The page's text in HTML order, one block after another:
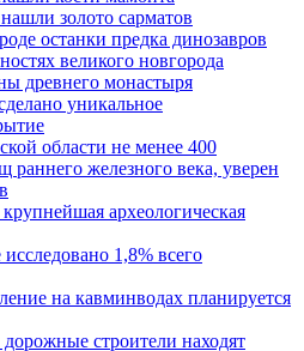
золото сарматов
останки предка динозавров
великого новгорода
древнего монастыря
уникальное
области не менее 400
раннего железного века, уверен
археологическая
1,8% всего
на кавминводах планируется
строители находят